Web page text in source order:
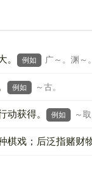
。 例如 广～。渊～
例如 ～古。
动获得。 例如 ～
棋戏；后泛指赌财物